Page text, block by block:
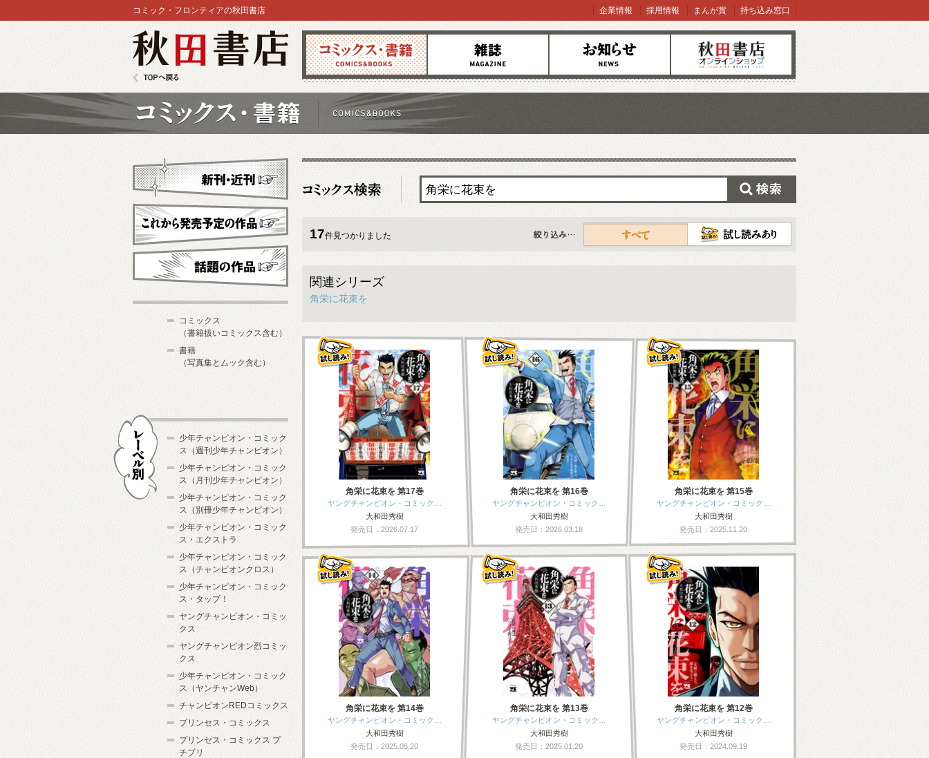
コミックス 雑誌 お知らせ オンラインショップ
コミック・フロンティアの秋田書店 企業情報 採用情報 まんが賞 持ち込み窓口
17件見つかりました
すべて
関連シリーズ
角栄に花束を
角栄に花束を 第17巻
ヤングチャンピオン・コミック…
大和田秀樹
発売日：2026.07.17
角栄に花束を 第16巻
ヤングチャンピオン・コミック…
大和田秀樹
発売日：2026.03.18
角栄に花束を 第15巻
ヤングチャンピオン・コミック…
大和田秀樹
発売日：2025.11.20
角栄に花束を 第14巻
ヤングチャンピオン・コミック…
大和田秀樹
発売日：2025.05.20
角栄に花束を 第13巻
ヤングチャンピオン・コミック…
大和田秀樹
発売日：2025.01.20
角栄に花束を 第12巻
ヤングチャンピオン・コミック…
大和田秀樹
発売日：2024.09.19
新刊・近刊
これから発売予定
コミックス
（書籍扱いコミックス含む）
書籍
（写真集とムック含む）
少年チャンピオン・コミック
ス（週刊少年チャンピオン）
少年チャンピオン・コミック
ス（月刊少年チャンピオン）
少年チャンピオン・コミック
ス（別冊少年チャンピオン）
少年チャンピオン・コミック
ス・エクストラ
少年チャンピオン・コミック
ス（チャンピオンクロス）
少年チャンピオン・コミック
ス・タップ！
ヤングチャンピオン・コミッ
クス
ヤングチャンピオン烈コミッ
クス
少年チャンピオン・コミック
ス（ヤンチャンWeb）
チャンピオンREDコミックス
プリンセス・コミックス
プリンセス・コミックス プ
チプリ